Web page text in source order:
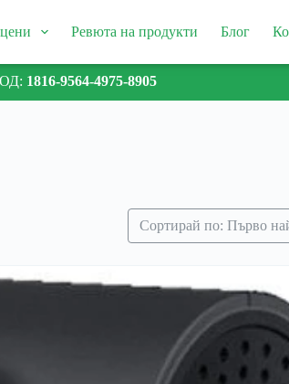
Ревюта на продукти Блог
1816-9564-4975-8905
Сортирай по: Първо